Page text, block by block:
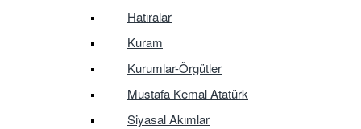
Hatıralar
Kuram
Kurumlar-Örgütler
Mustafa Kemal Atatürk
Siyasal Akımlar